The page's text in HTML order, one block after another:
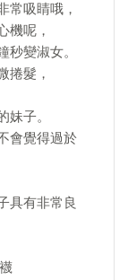
常吸睛哦，
機呢，
變淑女。
捲髮，
子。
會覺得過於
具有非常良